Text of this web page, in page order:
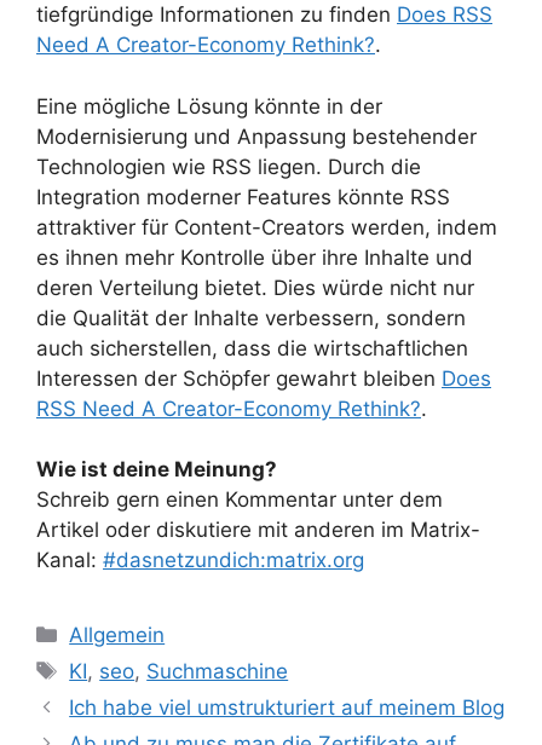
tiefgründige Informationen zu finden Does RSS
Need A Creator-Economy Rethink?.
Eine mögliche Lösung könnte in der
Modernisierung und Anpassung bestehender
Technologien wie RSS liegen. Durch die
Integration moderner Features könnte RSS
attraktiver für Content-Creators werden, indem
es ihnen mehr Kontrolle über ihre Inhalte und
deren Verteilung bietet. Dies würde nicht nur
die Qualität der Inhalte verbessern, sondern
auch sicherstellen, dass die wirtschaftlichen
Interessen der Schöpfer gewahrt bleiben Does
RSS Need A Creator-Economy Rethink?.
Wie ist deine Meinung?
Schreib gern einen Kommentar unter dem
Artikel oder diskutiere mit anderen im Matrix-
Kanal: #dasnetzundich:matrix.org
Kategorien
Allgemein
Schlagwörter
KI, seo, Suchmaschine
Ich habe viel umstrukturiert auf meinem Blog